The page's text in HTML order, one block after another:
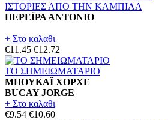
ΙΣΤΟΡΙΕΣ ΑΠΟ ΤΗΝ ΚΑΜΠΙΛΑ
ΠΕΡΕΪΡΑ ΑΝΤΟΝΙΟ
+ Στο καλαθι
€11.45 €12.72
ΤΟ ΣΗΜΕΙΩΜΑΤΑΡΙΟ
ΜΠΟΥΚΑΪ ΧΟΡΧΕ
BUCAY JORGE
+ Στο καλαθι
€9.54 €10.60